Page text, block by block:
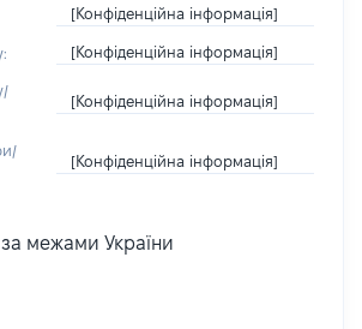
[Конфіденційна інформація]
[Конфіденційна інформація]
[Конфіденційна інформація]
[Конфіденційна інформація]
за межами України